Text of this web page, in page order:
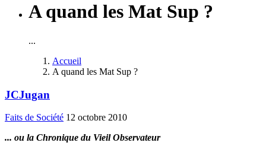
A quand les Mat Sup ?
...
Accueil
A quand les Mat Sup ?
JCJugan
Faits de Société 12 octobre 2010
... ou la Chronique du Vieil Observateur